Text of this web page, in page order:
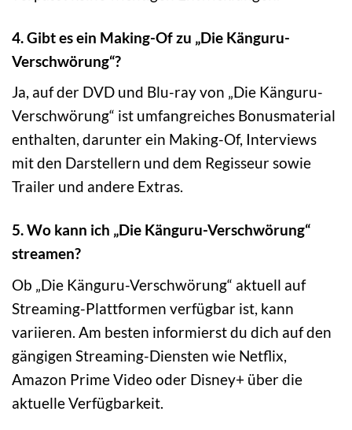
4. Gibt es ein Making-Of zu „Die Känguru-
Verschwörung“?
Ja, auf der DVD und Blu-ray von „Die Känguru-
Verschwörung“ ist umfangreiches Bonusmaterial
enthalten, darunter ein Making-Of, Interviews
mit den Darstellern und dem Regisseur sowie
Trailer und andere Extras.
5. Wo kann ich „Die Känguru-Verschwörung“
streamen?
Ob „Die Känguru-Verschwörung“ aktuell auf
Streaming-Plattformen verfügbar ist, kann
variieren. Am besten informierst du dich auf den
gängigen Streaming-Diensten wie Netflix,
Amazon Prime Video oder Disney+ über die
aktuelle Verfügbarkeit.